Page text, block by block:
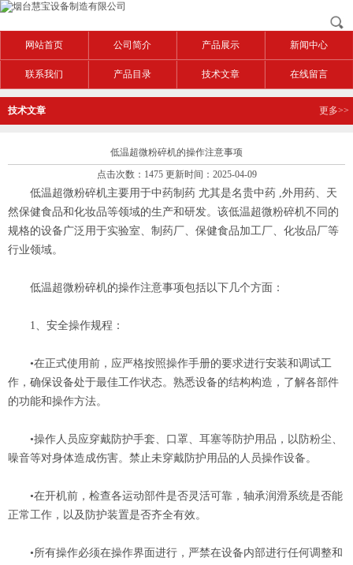
网站首页 公司简介 产品展示 新闻中心
联系我们 产品目录 技术文章 在线留言
技术文章 更多>>
低温超微粉碎机的操作注意事项
点击次数：1475 更新时间：2025-04-09
低温超微粉碎机主要用于中药制药 尤其是名贵中药 ,外用药、天
然保健食品和化妆品等领域的生产和研发。该低温超微粉碎机不同的
规格的设备广泛用于实验室、制药厂、保健食品加工厂、化妆品厂等
行业领域。
低温超微粉碎机的操作注意事项‌包括以下几个方面：
‌1、安全操作规程‌：
•在正式使用前，应严格按照操作手册的要求进行安装和调试工
作，确保设备处于最佳工作状态。熟悉设备的结构构造，了解各部件
的功能和操作方法‌。
•操作人员应穿戴防护手套、口罩、耳塞等防护用品，以防粉尘、
噪音等对身体造成伤害。禁止未穿戴防护用品的人员操作设备‌。
•在开机前，检查各运动部件是否灵活可靠，轴承润滑系统是否能
正常工作，以及防护装置是否齐全有效‌。
•所有操作必须在操作界面进行，严禁在设备内部进行任何调整和